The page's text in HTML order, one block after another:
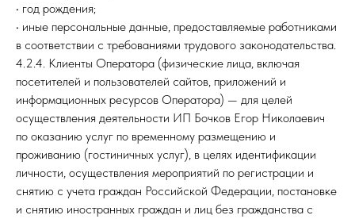
• год рождения;
• иные персональные данные, предоставляемые работниками
в соответствии с требованиями трудового законодательства.
4.2.4. Клиенты Оператора (физические лица, включая
посетителей и пользователей сайтов, приложений и
информационных ресурсов Оператора) — для целей
осуществления деятельности ИП Бочков Егор Николаевич
по оказанию услуг по временному размещению и
проживанию (гостиничных услуг), в целях идентификации
личности, осуществления мероприятий по регистрации и
снятию с учета граждан Российской Федерации, постановке
и снятию иностранных граждан и лиц без гражданства с